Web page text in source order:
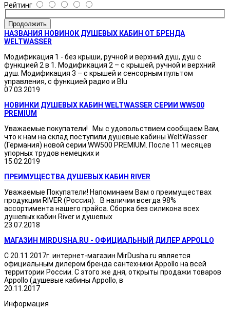
Рейтинг
Продолжить
НАЗВАНИЯ НОВИНОК ДУШЕВЫХ КАБИН ОТ БРЕНДА
WELTWASSER
Модификация 1 - без крыши, ручной и верхний душ, душ с
функцией 2 в 1. Модификация 2 – с крышей, ручной и верхний
душ. Модификация 3 – с крышей и сенсорным пультом
управления, с функцией радио и Blu
07.03.2019
НОВИНКИ ДУШЕВЫХ КАБИН WELTWASSER СЕРИИ WW500
PREMIUM
Уважаемые покупатели! Мы с удовольствием сообщаем Вам,
что к нам на склад поступили душевые кабины WeltWasser
(Германия) новой серии WW500 PREMIUM. После 11 месяцев
упорных трудов немецких и
15.02.2019
ПРЕИМУЩЕСТВА ДУШЕВЫХ КАБИН RIVER
Уважаемые Покупатели! Напоминаем Вам о преимуществах
продукции RIVER (Россия): В наличии всегда 98%
ассортимента нашего прайса. Сборка без силикона всех
душевых кабин River и душевых
23.07.2018
МАГАЗИН MIRDUSHA.RU - ОФИЦИАЛЬНЫЙ ДИЛЕР APPOLLO
С 20.11.2017г. интернет-магазин MirDusha.ru является
официальным дилером бренда сантехники Appollo на всей
территории России. С этого же дня, открыты продажи товаров
Appollo (душевые кабины Appollo, в
20.11.2017
Информация